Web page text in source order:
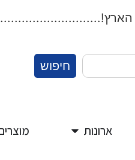
חיפוש
ארונות